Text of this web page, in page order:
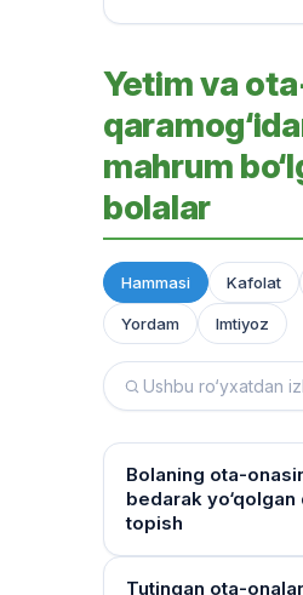
Yetim va
mahrum
bolalar
Hammasi Kafolat
Yordam Imtiyoz
Bolaning ota-
bedarak yo‘qolgan
topish
Hujjatlarni tiklash
Tutingan ota-